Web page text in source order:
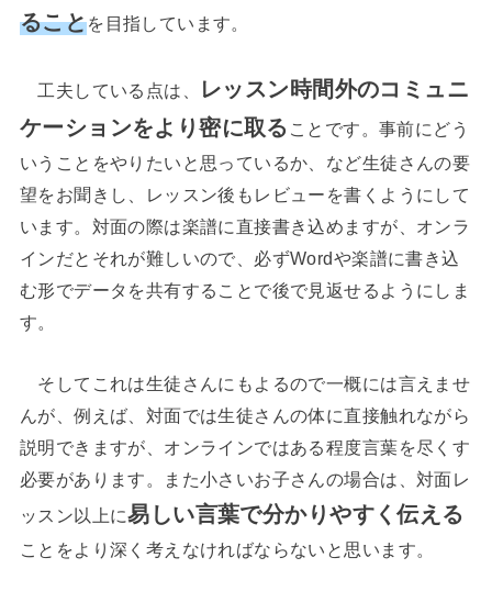
ることを目指しています。
工夫している点は、
レッスン時間外のコミュニ
ケーションをより密に取る ことです。事前にどう
いうことをやりたいと思っているか、など生徒さんの要
望をお聞きし、レッスン後もレビューを書くようにして
います。対面の際は楽譜に直接書き込めますが、オンラ
インだとそれが難しいので、必ずWordや楽譜に書き込
む形でデータを共有することで後で見返せるようにしま
す。
そしてこれは生徒さんにもよるので一概には言えませ
んが、例えば、対面では生徒さんの体に直接触れながら
説明できますが、オンラインではある程度言葉を尽くす
必要があります。また小さいお子さんの場合は、対面レ
ッスン以上に易しい言葉で分かりやすく伝える
ことをより深く考えなければならないと思います。